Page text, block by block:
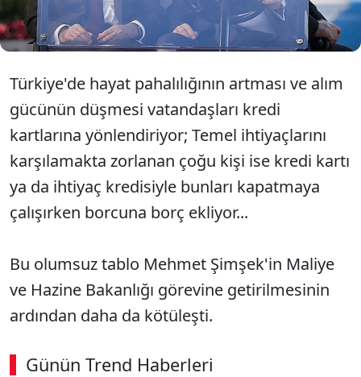
Türkiye'de hayat pahalılığının artması ve alım
gücünün düşmesi vatandaşları kredi
kartlarına yönlendiriyor; Temel ihtiyaçlarını
karşılamakta zorlanan çoğu kişi ise kredi kartı
ya da ihtiyaç kredisiyle bunları kapatmaya
çalışırken borcuna borç ekliyor...
Bu olumsuz tablo Mehmet Şimşek'in Maliye
ve Hazine Bakanlığı görevine getirilmesinin
ardından daha da kötüleşti.
Günün Trend Haberleri